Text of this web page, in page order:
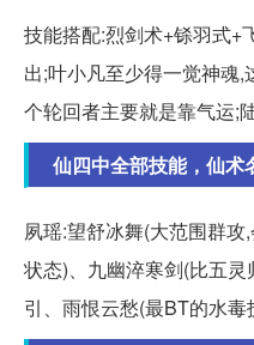
技能搭配:烈剑术+铩羽式+
出;叶小凡至少得一觉神魂
个轮回者主要就是靠气运;
仙四中全部技能，仙术
夙瑶:望舒冰舞(大范围群
状态)、九幽淬寒剑(比五
引、雨恨云愁(最BT的水毒